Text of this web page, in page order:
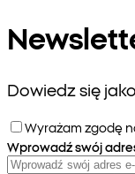
Dowiedz się
Wyrażam zgodę
Wprowadź swój